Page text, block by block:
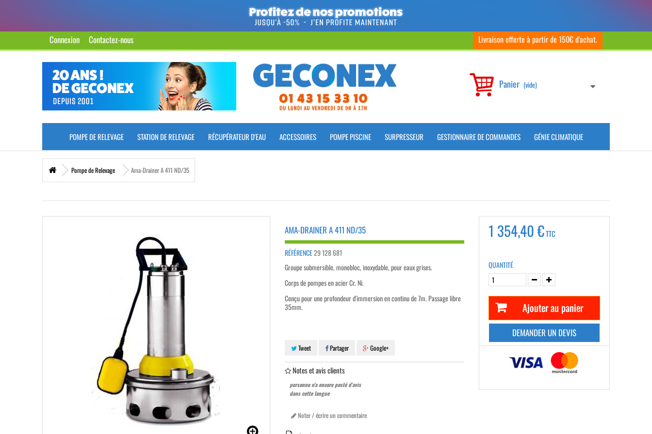
Connexion Contactez-nous Livraison offerte à partir de 150€ d'achat.
Panier (vide)
POMPE DE RELEVAGE STATION DE RELEVAGE RÉCUPÉRATEUR D'EAU ACCESSOIRES POMPE PISCINE SURPRESSEUR GESTIONNAIRE DE COMMANDES GÉNIE CLIMATIQUE
Pompe de Relevage Ama-Drainer A 411 ND/35
AMA-DRAINER A 411 ND/35
RÉFÉRENCE29 128 681
Groupe submersible, monobloc, inoxydable, pour eaux grises.
Corps de pompes en acier Cr. Ni.
Conçu pour une profondeur d'immersion en continu de 7m. Passage libre
35mm.
Tweet Partager Google+
Notes et avis clients
personne n'a encore posté d'avis
dans cette langue
Noter / écrire un commentaire
1 354,40 €TTC
QUANTITÉ
Ajouter au panier
DEMANDER UN DEVIS